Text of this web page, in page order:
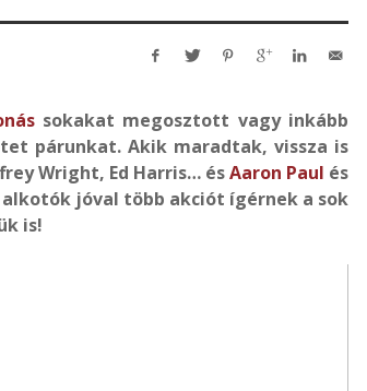
sokakat megosztott vagy inkább
párunkat. Akik maradtak, vissza is
Wright, Ed Harris… ésAaron Paul és
jóval több akciót ígérnek a sok
is!